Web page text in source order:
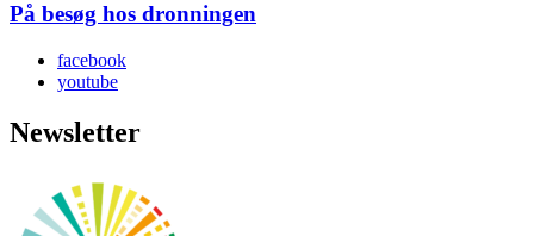
På besøg hos dronningen
facebook
youtube
Newsletter